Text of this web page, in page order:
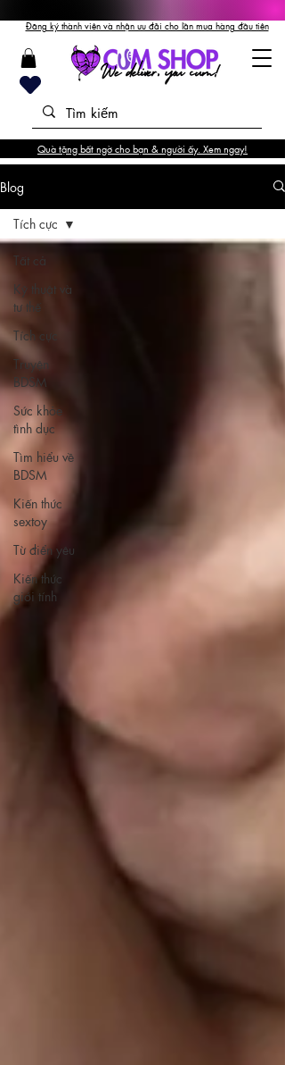
Đăng ký thành viên và nhận ưu đãi cho lần mua hàng đầu tiên
Quà tặng bất ngờ cho bạn & người ấy. Xem ngay!
Blog
Tất cả
Kỹ thuật và
tư thế
Tích cực
Truyện
BDSM
Sức khỏe
tình dục
Tìm hiểu về
BDSM
Kiến thức
sextoy
Từ điển yêu
Kiến thức
giới tính
Tích cực